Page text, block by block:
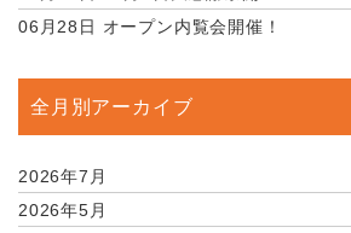
06月28日 オープン内覧会開催！
全月別アーカイブ
2026年7月
2026年5月